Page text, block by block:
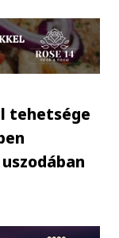
tehetsége